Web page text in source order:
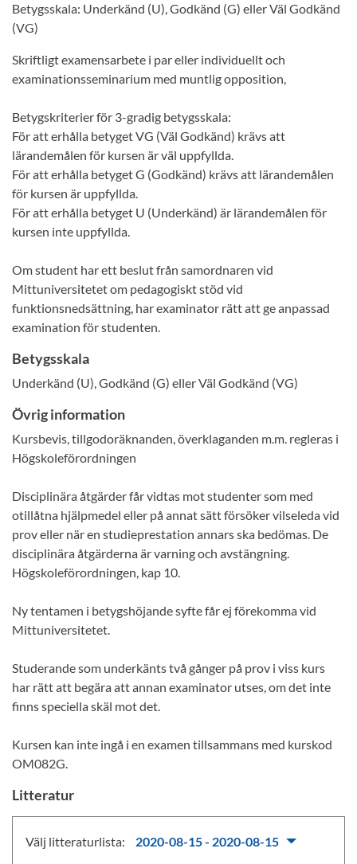
Betygsskala: Underkänd (U), Godkänd (G) eller Väl Godkänd
(VG)
Skriftligt examensarbete i par eller individuellt och
examinationsseminarium med muntlig opposition,
Betygskriterier för 3-gradig betygsskala:
För att erhålla betyget VG (Väl Godkänd) krävs att
lärandemålen för kursen är väl uppfyllda.
För att erhålla betyget G (Godkänd) krävs att lärandemålen
för kursen är uppfyllda.
För att erhålla betyget U (Underkänd) är lärandemålen för
kursen inte uppfyllda.
Om student har ett beslut från samordnaren vid
Mittuniversitetet om pedagogiskt stöd vid
funktionsnedsättning, har examinator rätt att ge anpassad
examination för studenten.
Betygsskala
Underkänd (U), Godkänd (G) eller Väl Godkänd (VG)
Övrig information
Kursbevis, tillgodoräknanden, överklaganden m.m. regleras i
Högskoleförordningen
Disciplinära åtgärder får vidtas mot studenter som med
otillåtna hjälpmedel eller på annat sätt försöker vilseleda vid
prov eller när en studieprestation annars ska bedömas. De
disciplinära åtgärderna är varning och avstängning.
Högskoleförordningen, kap 10.
Ny tentamen i betygshöjande syfte får ej förekomma vid
Mittuniversitetet.
Studerande som underkänts två gånger på prov i viss kurs
har rätt att begära att annan examinator utses, om det inte
finns speciella skäl mot det.
Kursen kan inte ingå i en examen tillsammans med kurskod
OM082G.
Litteratur
Välj litteraturlista: 2020-08-15 - 2020-08-15